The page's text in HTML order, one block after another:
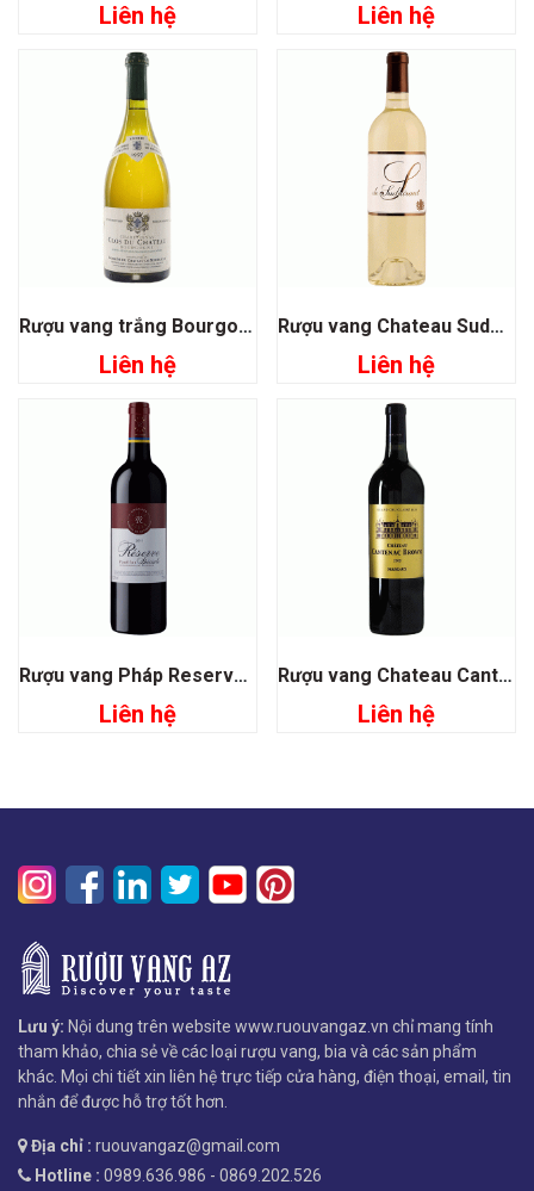
Liên hệ Liên hệ
Rượu vang trắng Bourgogne Chardonnay
Liên hệ
Rượu vang Chateau Suduiraut S De Suduiraut
Liên hệ
Rượu vang Pháp Reserve Pauillac Speciale
Liên hệ
Rượu vang Chateau Cantenac Brown Grand Cru Classé 1855
Liên hệ
Lưu ý: Nội dung trên website www.ruouvangaz.vn chỉ mang tính
tham khảo, chia sẻ về các loại rượu vang, bia và các sản phẩm
khác. Mọi chi tiết xin liên hệ trực tiếp cửa hàng, điện thoại, email, tin
nhắn để được hỗ trợ tốt hơn.
Địa chỉ : ruouvangaz@gmail.com
Hotline : 0989.636.986 - 0869.202.526